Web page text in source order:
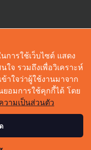
การใช้เว็บไซต์ แสดง
จ รวมถึงเพื่อวิเคราะห์
าใจว่าผู้ใช้งานมาจาก
อมการใช้คุกกี้ได้ โดย
วามเป็นส่วนตัว